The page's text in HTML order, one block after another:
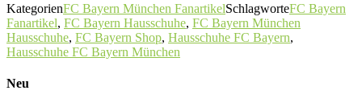
KategorienFC Bayern München FanartikelSchlagworteFC Bayern
Fanartikel, FC Bayern Hausschuhe, FC Bayern München
Hausschuhe, FC Bayern Shop, Hausschuhe FC Bayern,
Hausschuhe FC Bayern München
Neu